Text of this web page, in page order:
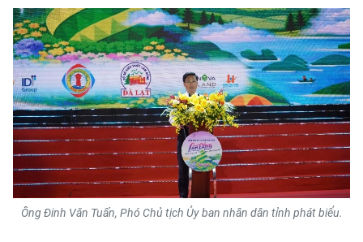
Ông Đinh Văn Tuấn, Phó Chủ tịch Ủy ban nhân dân tỉnh phát biểu.